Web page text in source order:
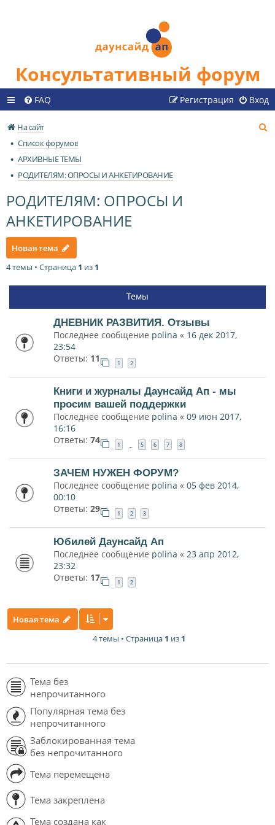
Консультативный форум
FAQ Вход
Регистрация
На сайт
Список форумов
АРХИВНЫЕ ТЕМЫ
РОДИТЕЛЯМ: ОПРОСЫ И АНКЕТИРОВАНИЕ
РОДИТЕЛЯМ: ОПРОСЫ И
АНКЕТИРОВАНИЕ
Новая тема
4 темы • Страница 1 из 1
Темы
ДНЕВНИК РАЗВИТИЯ. Отзывы
Последнее сообщение polina « 16 дек 2017,
23:54
Ответы: 11 1 2
Книги и журналы Даунсайд Ап - мы
просим вашей поддержки
Последнее сообщение polina « 09 июн 2017,
16:16
Ответы: 74 1 … 5 6 7 8
ЗАЧЕМ НУЖЕН ФОРУМ?
Последнее сообщение polina « 05 фев 2014,
00:10
Ответы: 29 1 2 3
Юбилей Даунсайд Ап
Последнее сообщение polina « 23 апр 2012,
23:32
Ответы: 17 1 2
Новая тема
4 темы • Страница 1 из 1
Тема без
непрочитанного
Популярная тема без
непрочитанного
Заблокированная тема
без непрочитанного
Тема перемещена
Тема закреплена
Тема создана как